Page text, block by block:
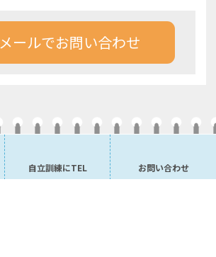
メールでお問い合わせ
自立訓練にTEL お問い合わせ